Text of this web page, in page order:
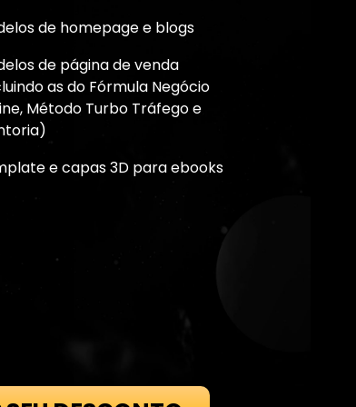
de homepage e blogs
de página de venda
as do Fórmula Negócio
Método Turbo Tráfego e
e capas 3D para ebooks